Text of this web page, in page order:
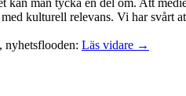
man tycka en del om. Att
kulturell relevans. Vi har svårt
nyhetsflooden: Läs vidare →